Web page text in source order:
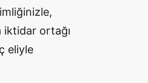
iktidar ortağı
eliyle